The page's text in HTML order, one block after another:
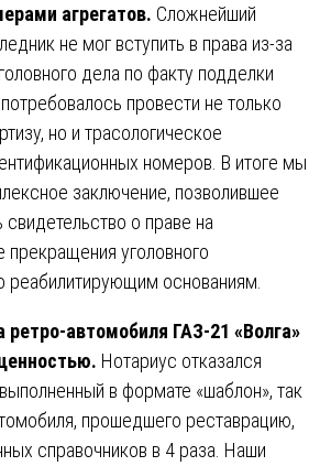
агрегатов. Сложнейший
не мог вступить в права из-за
дела по факту подделки
провести не только
но и трасологическое
номеров. В итоге мы
заключение, позволившее
свидетельство о праве на
прекращения уголовного
реабилитирующим основаниям.
автомобиля ГАЗ-21 «Волга»
Нотариус отказался
в формате «шаблон», так
прошедшего реставрацию,
справочников в 4 раза. Наши